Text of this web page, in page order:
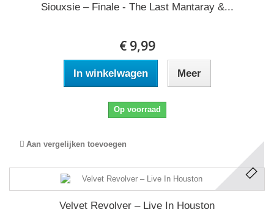
Siouxsie ‎– Finale - The Last Mantaray &...
€ 9,99
In winkelwagen Meer
Op voorraad
Aan vergelijken toevoegen
Velvet Revolver ‎– Live In Houston